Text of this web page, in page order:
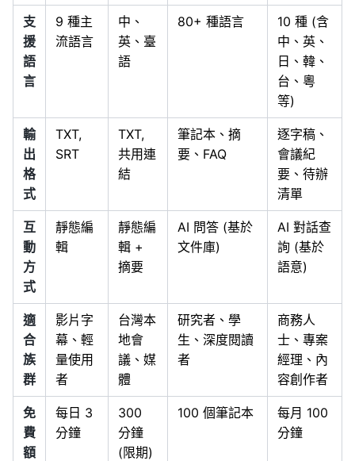
支
援
語
言
9 種主
流語言
中、
英、臺
語
80+ 種語言
10 種 (含
中、英、
日、韓、
台、粵
等)
輸
出
格
式
TXT,
SRT
TXT,
共用連
結
筆記本、摘
要、FAQ
逐字稿、
會議紀
要、待辦
清單
互
動
方
式
靜態編
輯
靜態編
輯 +
摘要
AI 問答 (基於
文件庫)
AI 對話查
詢 (基於
語意)
適
合
族
群
影片字
幕、輕
量使用
者
台灣本
地會
議、媒
體
研究者、學
生、深度閱讀
者
商務人
士、專案
經理、內
容創作者
免
費
額
每日 3
分鐘
300
分鐘
(限期)
100 個筆記本
每月 100
分鐘